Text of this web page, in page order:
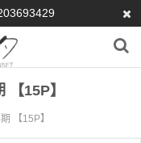
15P】
【15P】